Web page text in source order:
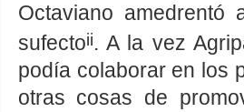
Octaviano
sufectoii. A la vez
podía colaborar en los
otras cosas de